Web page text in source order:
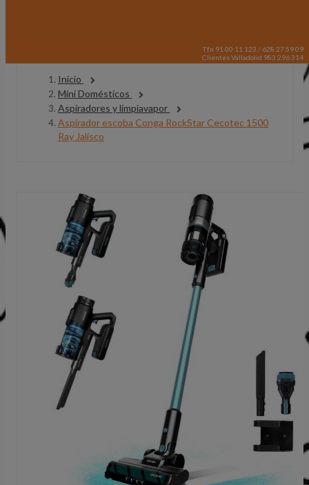
Tfn 91 00 11 123 / 628 27 59 09
Clientes Valladolid 983 296 314
Inicio
Mini Domésticos
Aspiradores y limpiavapor
Aspirador escoba Conga RockStar Cecotec 1500
Ray Jalisco